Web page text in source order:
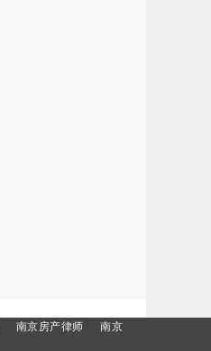
南京房产律师
南京